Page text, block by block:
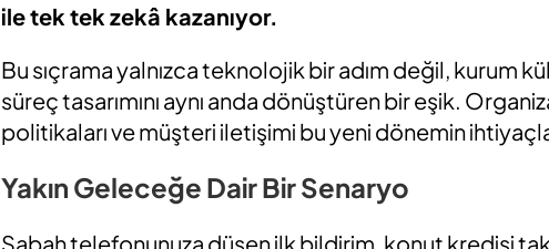
ile tek tek zekâ kazanıyor.
Bu sıçrama yalnızca teknolojik bir adım değil, kurum
süreç tasarımını aynı anda dönüştüren bir eşik.
politikaları ve müşteri iletişimi bu yeni dönemin
Yakın Geleceğe Dair Bir Senaryo
Sabah telefonunuza düşen ilk bildirim, konut kredisi